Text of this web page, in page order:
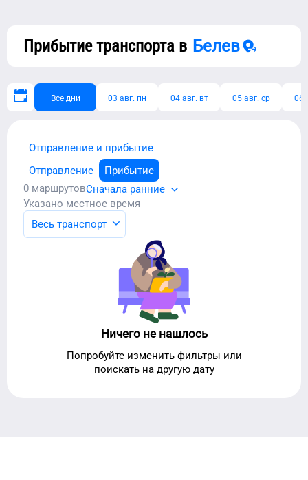
Прибытие транспорта в Белев
Все дни 03 авг. пн 04 авг. вт 05 авг. ср 06
Отправление и прибытие
Отправление
Прибытие
0 маршрутовСначала ранние
Указано местное время
Весь транспорт
Ничего не нашлось
Попробуйте изменить фильтры или
поискать на другую дату